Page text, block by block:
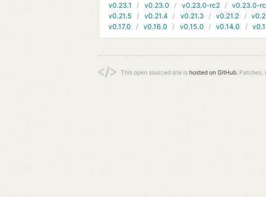
v0.23.1
v0.23.0 v0.23.0-rc2 v0.23.0-
v0.21.5
v0.21.4 v0.21.3 v0.21.2
v0.17.0
v0.16.0 v0.15.0 v0.14.0
This open sourced site is hosted on GitHub. Patches,